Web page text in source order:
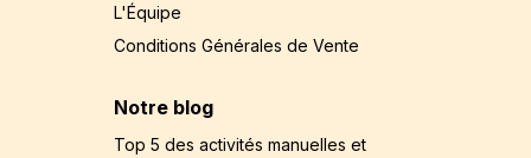
L'Équipe
Conditions Générales de Vente
Notre blog
Top 5 des activités manuelles et